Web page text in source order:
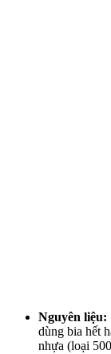
Nguyên liệu:
dùng bia hết
nhựa (loại